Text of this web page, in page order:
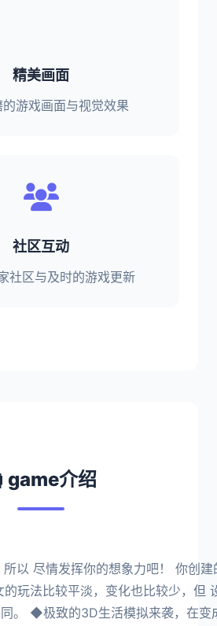
精美画面
游戏画面与视觉效果
社区互动
社区与及时的游戏更新
game介绍
以 尽情发挥你的想象力吧！ 你创
玩法比较平淡，变化也比较少，
。 ◆极致的3D生活模拟来袭，在